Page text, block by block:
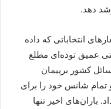
دهد.
انتخاباتی که داده
عمیق توده‌ای مطلع
کشور برپیمان
تمام شانس خود را برای
باران‌های اخیر تنها